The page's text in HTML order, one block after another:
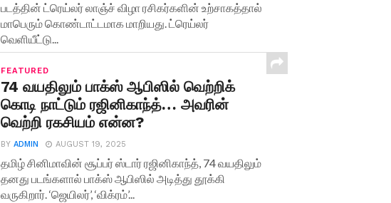
படத்தின் ட்ரெய்லர் லாஞ்ச் விழா ரசிகர்களின் உற்சாகத்தால்
மாபெரும் கொண்டாட்டமாக மாறியது. ட்ரெய்லர்
வெளியீட்டு...
FEATURED
74 வயதிலும் பாக்ஸ் ஆபிஸில் வெற்றிக்
கொடி நாட்டும் ரஜினிகாந்த்… அவரின்
வெற்றி ரகசியம் என்ன?
BYADMIN AUGUST 19, 2025
தமிழ் சினிமாவின் சூப்பர் ஸ்டார் ரஜினிகாந்த், 74 வயதிலும்
தனது படங்களால் பாக்ஸ் ஆபிஸில் அடித்து தூக்கி
வருகிறார். ‘ஜெயிலர்’, ‘விக்ரம்’...